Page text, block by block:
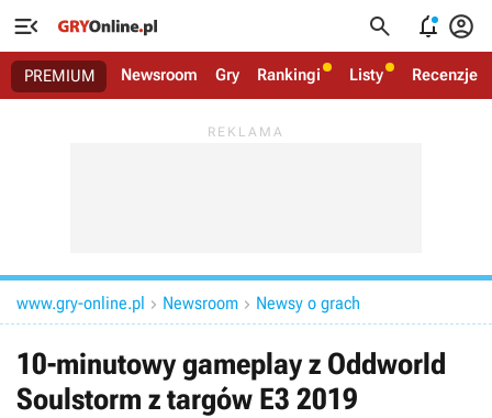
   
PREMIUM Newsroom Gry Rankingi Listy Recenzje
www.gry-online.pl  Newsroom  Newsy o grach
10-minutowy gameplay z Oddworld
Soulstorm z targów E3 2019